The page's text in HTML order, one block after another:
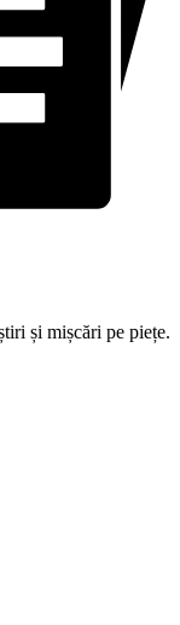
și mișcări pe piețe.